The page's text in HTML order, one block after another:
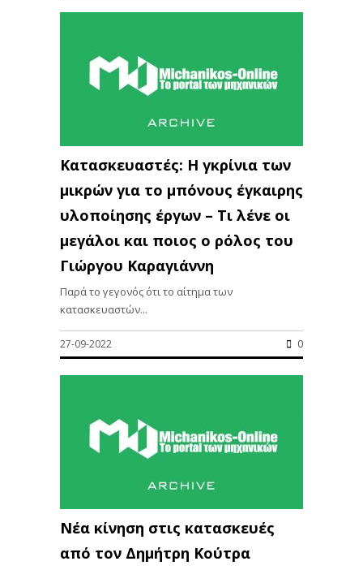
Κατασκευαστές: Η γκρίνια των
μικρών για το μπόνους έγκαιρης
υλοποίησης έργων – Τι λένε οι
μεγάλοι και ποιος ο ρόλος του
Γιώργου Καραγιάννη
Παρά το γεγονός ότι το αίτημα των
κατασκευαστών...
27-09-2022 0
Νέα κίνηση στις κατασκευές
από τον Δημήτρη Κούτρα